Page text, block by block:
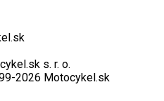
s. r. o.
2026 Motocykel.sk